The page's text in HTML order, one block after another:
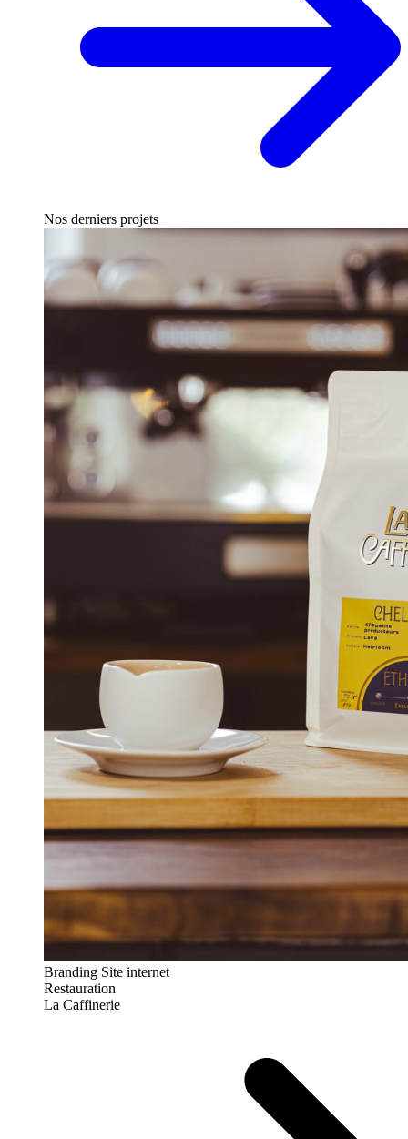
Nos derniers projets
Branding Site internet
Restauration
La Caffinerie